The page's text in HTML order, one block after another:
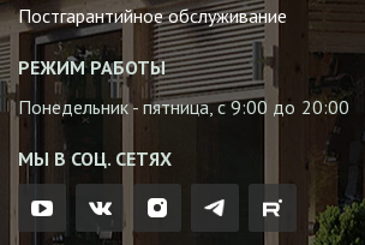
Постгарантийное обслуживание
РЕЖИМ РАБОТЫ
Понедельник - пятница, с 9:00 до 20:00
МЫ В СОЦ. СЕТЯХ